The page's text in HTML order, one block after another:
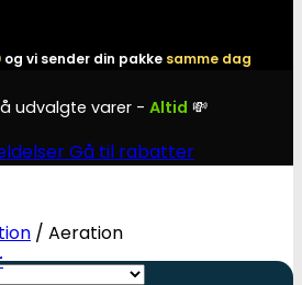
og vi sender din pakke samme dag
udvalgte varer - Altid 💸
Gå til rabatter
/ Aeration